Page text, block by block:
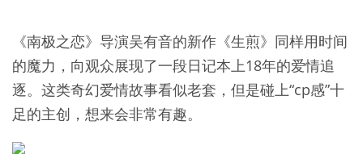
《南极之恋》导演吴有音的新作《生煎》同样用时间
的魔力，向观众展现了一段日记本上18年的爱情追
逐。这类奇幻爱情故事看似老套，但是碰上“cp感”十
足的主创，想来会非常有趣。